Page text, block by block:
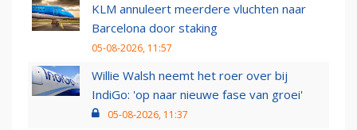
KLM annuleert meerdere vluchten naar
Barcelona door staking
05-08-2026, 11:57
Willie Walsh neemt het roer over bij
IndiGo: 'op naar nieuwe fase van groei'
05-08-2026, 11:37